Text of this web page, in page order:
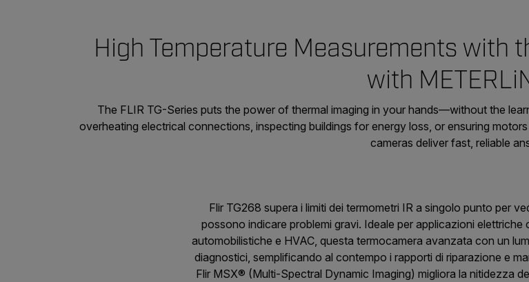
High Temperature Measurements with
with
The FLIR TG-Series puts the power of thermal imaging in your hands—without the
overheating electrical connections, inspecting buildings for energy loss, or ensuring
cameras deliver fast, reliable
Flir TG268 supera i limiti dei termometri IR a singolo punto per
possono indicare problemi gravi. Ideale per applicazioni elettriche
automobilistiche e HVAC, questa termocamera avanzata con un
diagnostici, semplificando al contempo i rapporti di riparazione e
Flir MSX® (Multi-Spectral Dynamic Imaging) migliora la nitidezza